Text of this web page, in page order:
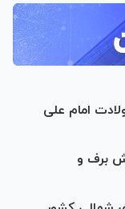
امام علی
برف و